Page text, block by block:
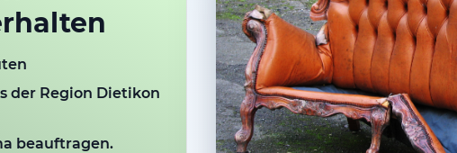
der Region Dietikon
beauftragen.